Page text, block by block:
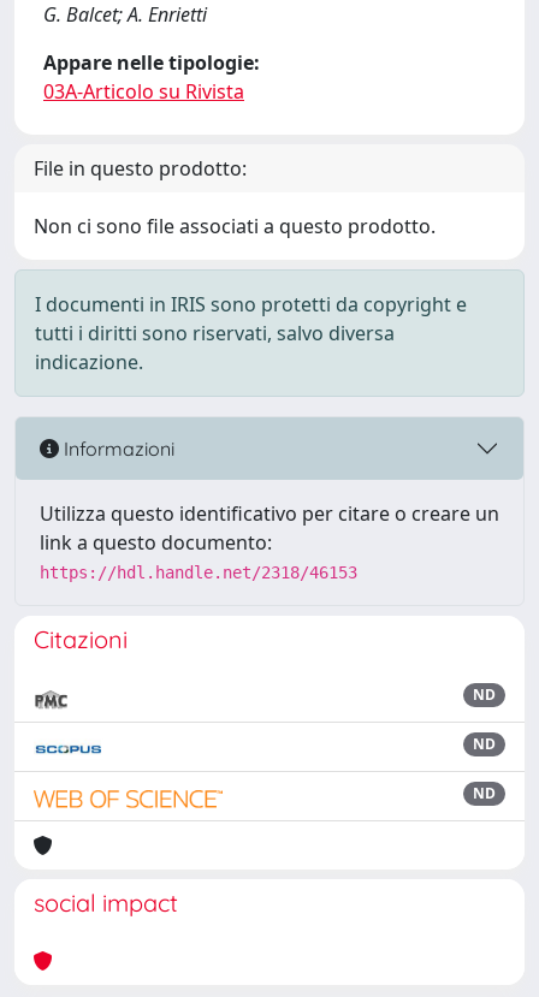
G. Balcet; A. Enrietti
Appare nelle tipologie:
03A-Articolo su Rivista
File in questo prodotto:
Non ci sono file associati a questo prodotto.
I documenti in IRIS sono protetti da copyright e
tutti i diritti sono riservati, salvo diversa
indicazione.
Informazioni
Utilizza questo identificativo per citare o creare un
link a questo documento:
https://hdl.handle.net/2318/46153
Citazioni
ND
ND
ND
social impact